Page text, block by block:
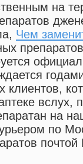
на
, Чем
препаратов
вслух,
на
по